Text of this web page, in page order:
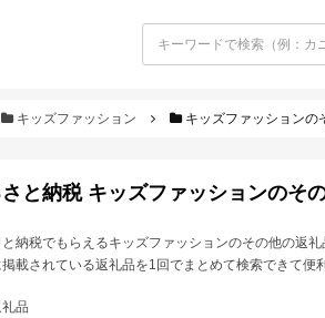
キッズファッション キッズファッションの
と納税 キッズファッションのそ
納税でもらえるキッズファッションのその他の返
載されている返礼品を1回でまとめて検索できて便
品